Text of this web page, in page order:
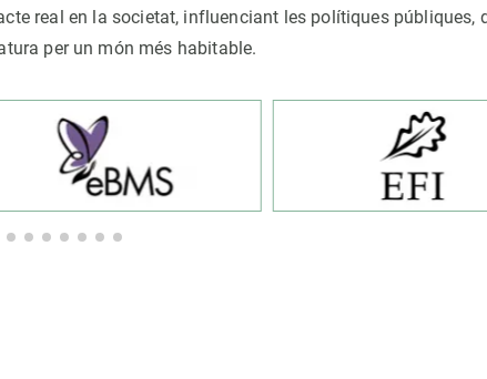
real en la societat, influenciant les polítiques públiques,
per un món més habitable.